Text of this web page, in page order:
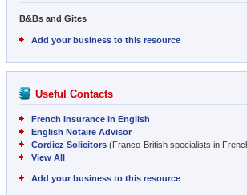
B&Bs and Gites
Add your business to this resource
Useful Contacts
French Insurance in English
English Notaire Advisor
Cordiez Solicitors (Franco-British specialists in
View All
Add your business to this resource